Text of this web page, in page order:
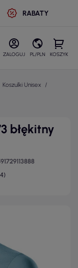
RABATY
ZALOGUJ PL/PLN KOSZYK
Koszulki Unisex
błękitny